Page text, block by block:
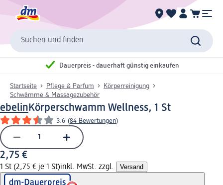
Suchen und finden
Dauerpreis - dauerhaft günstig einkaufen
Startseite Pflege & Parfum
Körperreinigung
Schwämme & Massagezubehör
ebelin Körperschwamm Wellness, 1 St
3.6 (84 Bewertungen)
2,75 €
1 St (2,75 € je 1 St)inkl. MwSt. zzgl. Versand